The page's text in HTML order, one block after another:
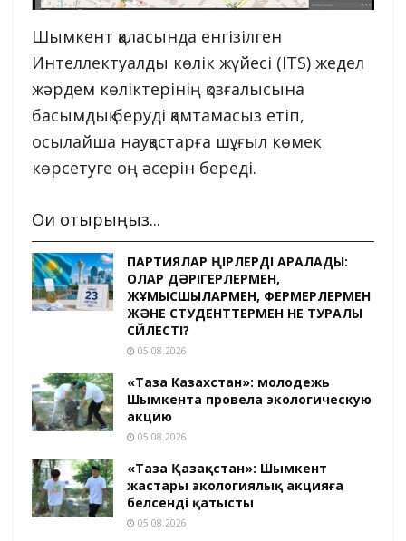
Шымкент қаласында енгізілген
Интеллектуалды көлік жүйесі (ITS) жедел
жәрдем көліктерінің қозғалысына
басымдық беруді қамтамасыз етіп,
осылайша науқастарға шұғыл көмек
көрсетуге оң әсерін береді.
Оқи отырыңыз...
ПАРТИЯЛАР ӨҢІРЛЕРДІ АРАЛАДЫ:
ОЛАР ДӘРІГЕРЛЕРМЕН,
ЖҰМЫСШЫЛАРМЕН, ФЕРМЕРЛЕРМЕН
ЖӘНЕ СТУДЕНТТЕРМЕН НЕ ТУРАЛЫ
СӨЙЛЕСТІ?
05.08.2026
«Таза Казахстан»: молодежь
Шымкента провела экологическую
акцию
05.08.2026
«Таза Қазақстан»: Шымкент
жастары экологиялық акцияға
белсенді қатысты
05.08.2026